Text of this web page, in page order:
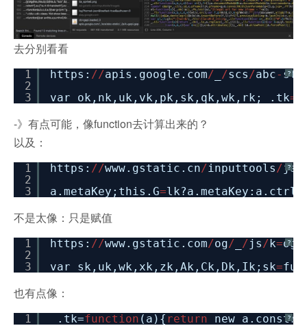
去分别看看
?
1
2
3
https: //apis.google.com/ /scs/abc-
var ok,nk,uk,vk,pk,sk,qk,wk,rk;_.tk=
-》有点可能，像function去计算出来的？
以及：
?
1
2
3
https: //www.gstatic.cn/inputtools/js
a.metaKey;this.G=
不是太像：只是赋值
?
1
2
3
https: //www.gstatic.com/og/ /js/ k=
var sk,uk,wk,xk,zk,Ak,Ck,Dk,Ik;sk=
也有点像：
?
1 _.tk=function (a){ return new